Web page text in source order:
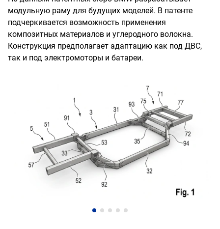
модульную раму для будущих моделей. В патенте
подчеркивается возможность применения
композитных материалов и углеродного волокна.
Конструкция предполагает адаптацию как под ДВС,
так и под электромоторы и батареи.